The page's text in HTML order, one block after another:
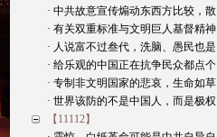
· 中共故意宣传煽动东西方比较，散
· 有关双重标准与文明巨人基督精神
· 人说富不过叁代，洗脑、愚民也是
· 给乐观的中国正在抗争民众都点个
· 专制非文明国家的悲哀，生命如草
· 世界该防的不是中国人，而是极权
【11112】